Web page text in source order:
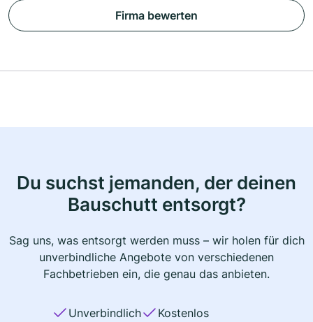
Firma bewerten
Du suchst jemanden, der deinen
Bauschutt entsorgt?
Sag uns, was entsorgt werden muss – wir holen für dich
unverbindliche Angebote von verschiedenen
Fachbetrieben ein, die genau das anbieten.
Unverbindlich
Kostenlos